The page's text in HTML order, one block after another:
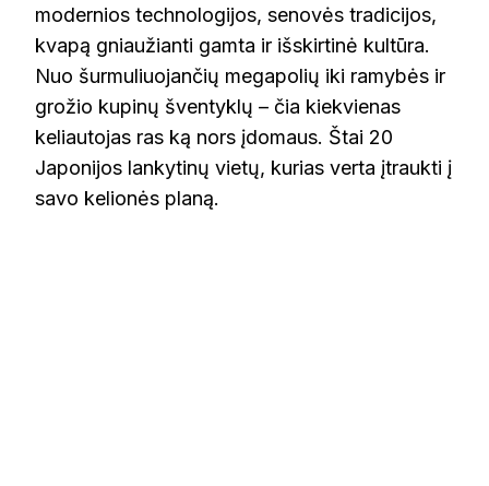
modernios technologijos, senovės tradicijos,
kvapą gniaužianti gamta ir išskirtinė kultūra.
Nuo šurmuliuojančių megapolių iki ramybės ir
grožio kupinų šventyklų – čia kiekvienas
keliautojas ras ką nors įdomaus. Štai 20
Japonijos lankytinų vietų, kurias verta įtraukti į
savo kelionės planą.